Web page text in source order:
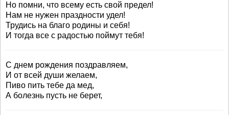
Но помни, что всему есть свой предел!
Нам не нужен праздности удел!
Трудись на благо родины и себя!
И тогда все с радостью поймут тебя!
С днем рождения поздравляем,
И от всей души желаем,
Пиво пить тебе да мед,
А болезнь пусть не берет,